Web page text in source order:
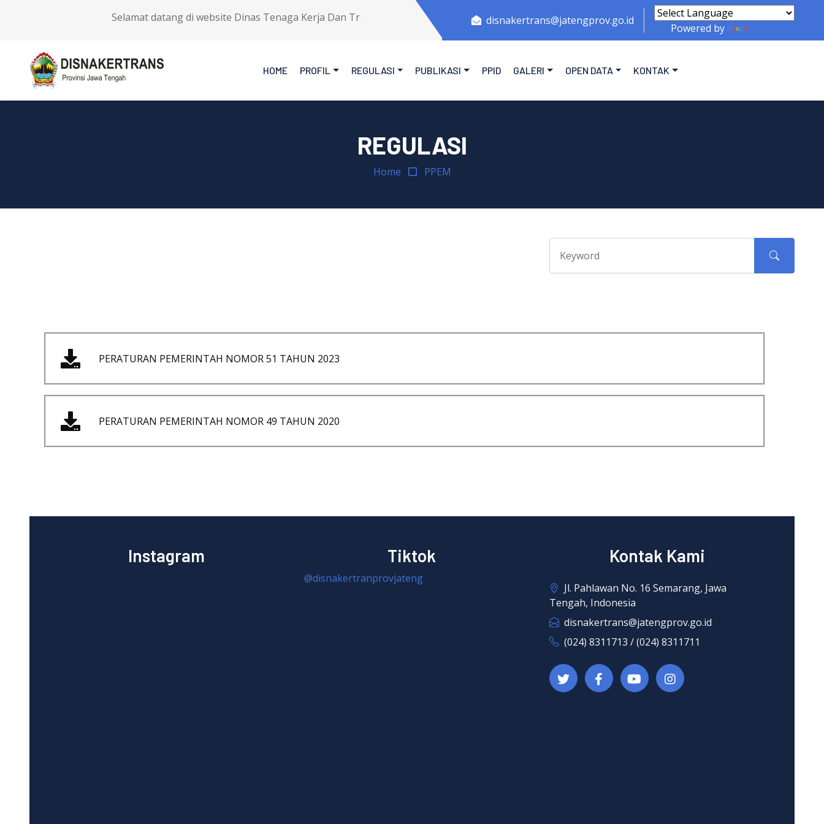
Selamat datang di website Dinas Tenaga Kerja Dan Transmigrasi Provinsi Jawa Tengah.disnakertrans@jatengprov.go.id
Powered by
HOME PROFIL REGULASI PUBLIKASI PPID GALERI OPEN DATA KONTAK
REGULASI
Home PPEM
PERATURAN PEMERINTAH NOMOR 51 TAHUN 2023
PERATURAN PEMERINTAH NOMOR 49 TAHUN 2020
Instagram Tiktok
@disnakertranprovjateng
Kontak Kami
Jl. Pahlawan No. 16 Semarang, Jawa
Tengah, Indonesia
disnakertrans@jatengprov.go.id
(024) 8311713 / (024) 8311711